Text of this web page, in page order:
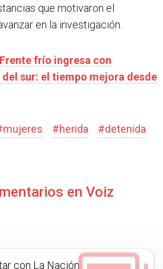
que motivaron el
en la investigación.
frío ingresa con
sur: el tiempo mejora desde
mujeres #herida #detenida
en Voiz
con La Nación